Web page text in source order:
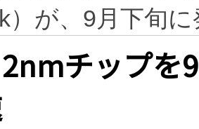
）が、9月下旬
チップ